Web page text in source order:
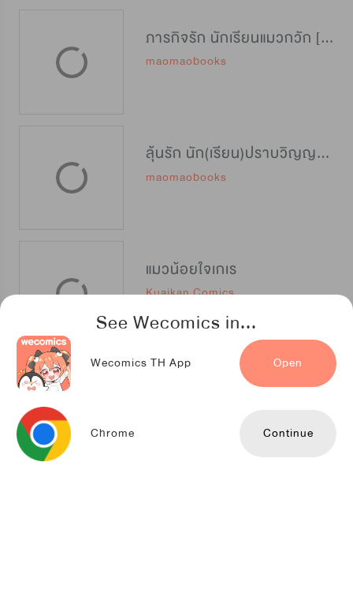
See Wecomics in...
Wecomics TH App Open
Chrome Continue
ภารกิจรัก นักเรียนแมวกวัก [招财特优生]
maomaobooks
ลุ้นรัก นัก(เรียน)ปราบวิญญาณ [封灵特优生]
maomaobooks
แมวน้อยใจเกเร
Kuaikan Comics